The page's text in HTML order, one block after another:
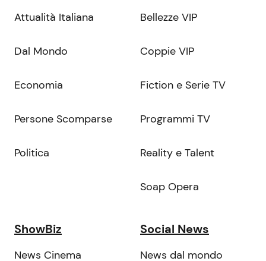
Attualità Italiana
Dal Mondo
Economia
Persone Scomparse
Politica
Bellezze VIP
Coppie VIP
Fiction e Serie TV
Programmi TV
Reality e Talent
Soap Opera
ShowBiz
News Cinema
Social News
News dal mondo